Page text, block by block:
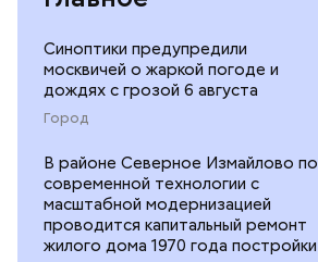
Синоптики предупредили
москвичей о жаркой погоде и
дождях с грозой 6 августа
Город
В районе Северное Измайлово по
современной технологии с
масштабной модернизацией
проводится капитальный ремонт
жилого дома 1970 года постройки